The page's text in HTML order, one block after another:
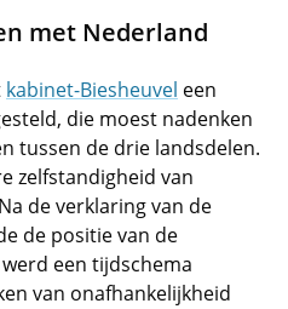
met Nederland
kabinet-Biesheuvel een
die moest nadenken
tussen de drie landsdelen.
zelfstandigheid van
de verklaring van de
de positie van de
een tijdschema
van onafhankelijkheid